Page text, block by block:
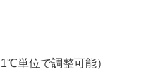
単位で調整可能）